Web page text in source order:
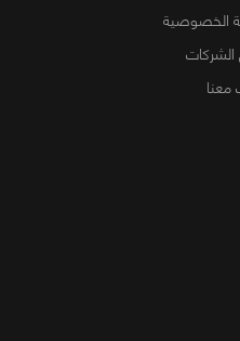
الخصوصية
الشركات
معنا